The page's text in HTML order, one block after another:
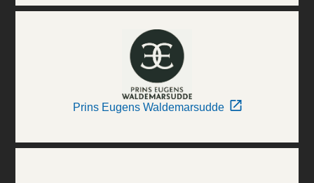
Prins Eugens Waldemarsudde